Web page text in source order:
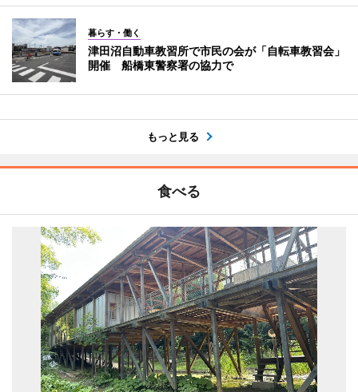
暮らす・働く
津田沼自動車教習所で市民の会が「自転車教習会」
開催 船橋東警察署の協力で
もっと見る
食べる